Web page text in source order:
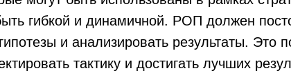
гибкой и динамичной. РОП должен
и анализировать результаты. Это
тактику и достигать лучших